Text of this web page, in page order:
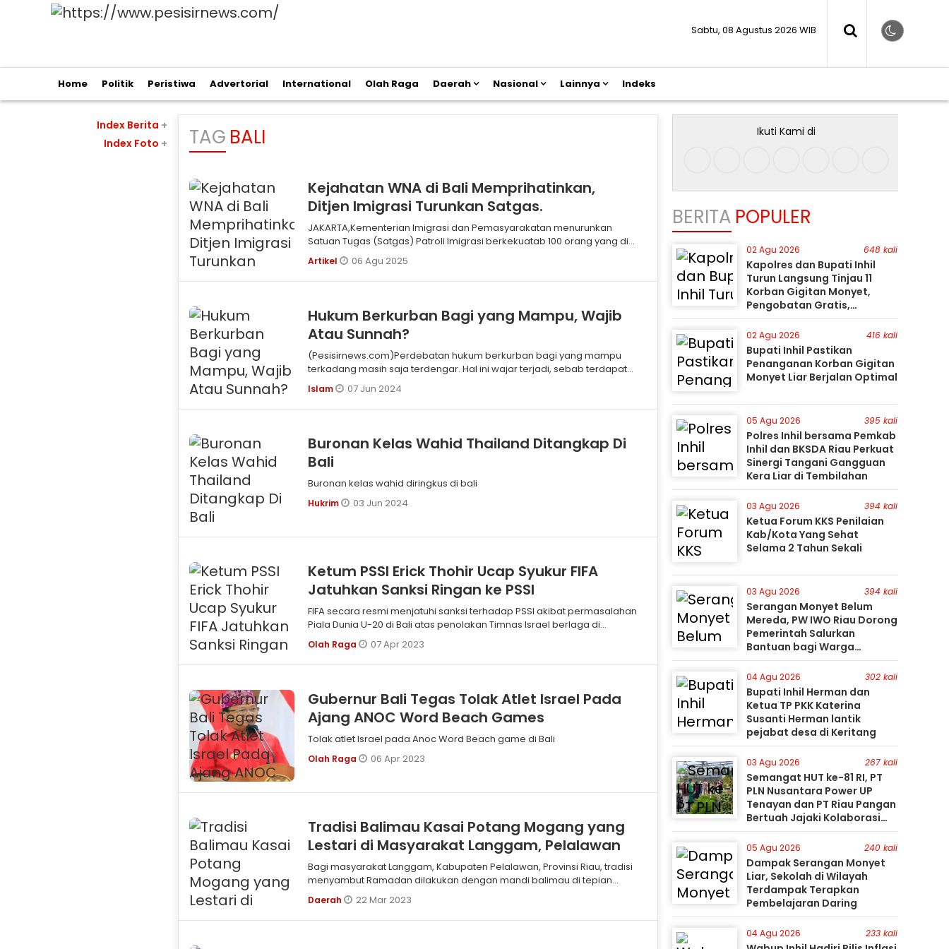
Sabtu, 08 Agustus 2026 WIB
Home Politik Peristiwa Advertorial International Olah Raga Daerah Nasional Lainnya Indeks
TAG BALI
Kejahatan WNA di Bali Memprihatinkan,
Ditjen Imigrasi Turunkan Satgas.
JAKARTA,Kementerian Imigrasi dan Pemasyarakatan menurunkan
Satuan Tugas (Satgas) Patroli Imigrasi berkekuatab 100 orang yang di
dukung TNI,
Artikel 06 Agu 2025
Hukum Berkurban Bagi yang Mampu, Wajib
Atau Sunnah?
(Pesisirnews.com)Perdebatan hukum berkurban bagi yang mampu
terkadang masih saja terdengar. Hal ini wajar terjadi, sebab terdapat
perbedaan
Islam 07 Jun 2024
Buronan Kelas Wahid Thailand Ditangkap Di
Bali
Buronan kelas wahid diringkus di bali
Hukrim 03 Jun 2024
Ketum PSSI Erick Thohir Ucap Syukur FIFA
Jatuhkan Sanksi Ringan ke PSSI
FIFA secara resmi menjatuhi sanksi terhadap PSSI akibat permasalahan
Piala Dunia U-20 di Bali atas penolakan Timnas Israel berlaga di
Indonesia beberapa waktu lalu.
Olah Raga 07 Apr 2023
Gubernur Bali Tegas Tolak Atlet Israel Pada
Ajang ANOC Word Beach Games
Tolak atlet Israel pada Anoc Word Beach game di Bali
Olah Raga 06 Apr 2023
Tradisi Balimau Kasai Potang Mogang yang
Lestari di Masyarakat Langgam, Pelalawan
Bagi masyarakat Langgam, Kabupaten Pelalawan, Provinsi Riau, tradisi
menyambut Ramadan dilakukan dengan mandi balimau di tepian
sungai Kampar. Tradisi itu disebut balimau kasai potang mogang.
Daerah 22 Mar 2023
Index Berita +
Index Foto +
Ikuti Kami di
BERITA POPULER
02 Agu 2026 648 kali
Kapolres dan Bupati Inhil
Turun Langsung Tinjau 11
Korban Gigitan Monyet,
Pengobatan Gratis,
Perburuan Terus Berlanjut
02 Agu 2026 416 kali
Bupati Inhil Pastikan
Penanganan Korban Gigitan
Monyet Liar Berjalan Optimal
05 Agu 2026 395 kali
Polres Inhil bersama Pemkab
Inhil dan BKSDA Riau Perkuat
Sinergi Tangani Gangguan
Kera Liar di Tembilahan
03 Agu 2026 394 kali
Ketua Forum KKS Penilaian
Kab/Kota Yang Sehat
Selama 2 Tahun Sekali
03 Agu 2026 394 kali
Serangan Monyet Belum
Mereda, PW IWO Riau Dorong
Pemerintah Salurkan
Bantuan bagi Warga
Terdampak
04 Agu 2026 302 kali
Bupati Inhil Herman dan
Ketua TP PKK Katerina
Susanti Herman lantik
pejabat desa di Keritang
03 Agu 2026 267 kali
Semangat HUT ke-81 RI, PT
PLN Nusantara Power UP
Tenayan dan PT Riau Pangan
Bertuah Jajaki Kolaborasi
Pemanfaatan Limbah FABA
untuk Dukung Swasembada
05 Agu 2026 240 kali
Dampak Serangan Monyet
Liar, Sekolah di Wilayah
Terdampak Terapkan
Pembelajaran Daring
04 Agu 2026 233 kali